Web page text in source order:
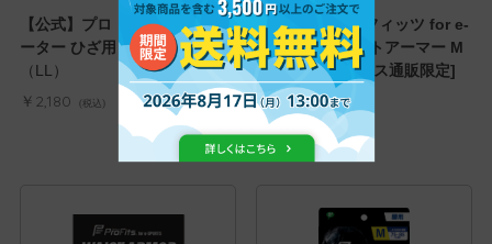
【公式】プロ・フィッツ サポ
ーター ひざ用 LLサイズ
（LL）
￥2,180 (税込)
【公式】プロ・フィッツ for e-
SPORTS ウエストアーマー M
[ピップ ウエルネス通販限定]
（M）
￥3,828 (税込)